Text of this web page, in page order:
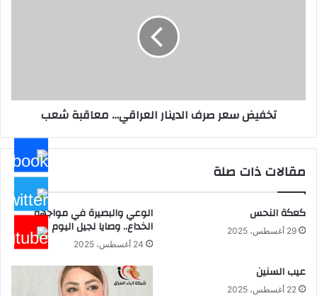
تخفيض سعر صرف الدينار العراقي… معاقبة شعب
مقالات ذات صلة
كعكة النحس
29 أغسطس، 2025
الوعي والبصيرة في مواجهة
الخداع.. وصايا لجيل اليوم
24 أغسطس، 2025
عيب السنين
22 أغسطس، 2025